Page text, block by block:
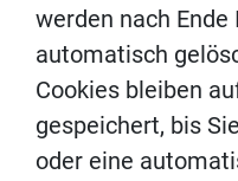
werden nach Ende
automatisch
Cookies bleiben
gespeichert, bis
oder eine